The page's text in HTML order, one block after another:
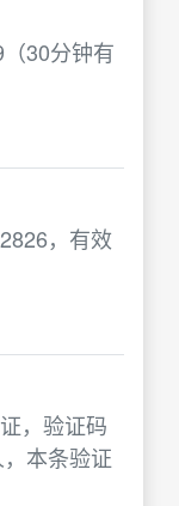
（30分钟有
，有效
，验证码
本条验证